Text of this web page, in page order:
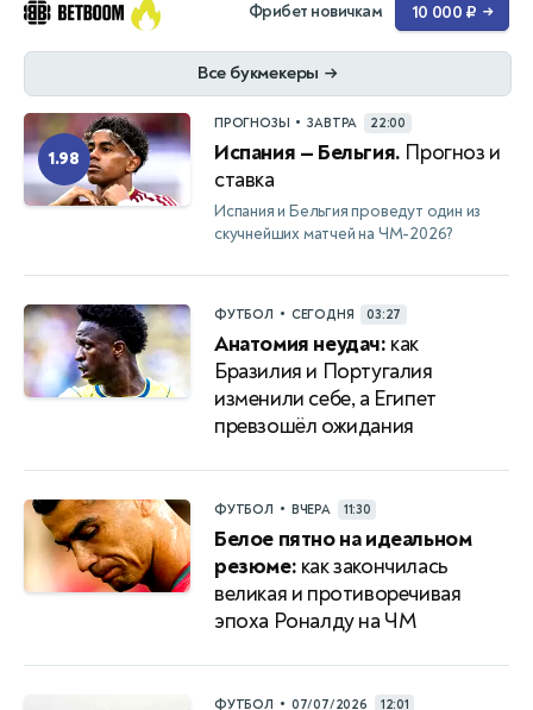
Фрибет новичкам 10 000 ₽ →
Все букмекеры →
1.98
ПРОГНОЗЫ • ЗАВТРА 22:00
Испания — Бельгия. Прогноз и
ставка
Испания и Бельгия проведут один из
скучнейших матчей на ЧМ-2026?
ФУТБОЛ • СЕГОДНЯ 03:27
Анатомия неудач: как
Бразилия и Португалия
изменили себе, а Египет
превзошёл ожидания
ФУТБОЛ • ВЧЕРА 11:30
Белое пятно на идеальном
резюме: как закончилась
великая и противоречивая
эпоха Роналду на ЧМ
ФУТБОЛ • 07/07/2026 12:01